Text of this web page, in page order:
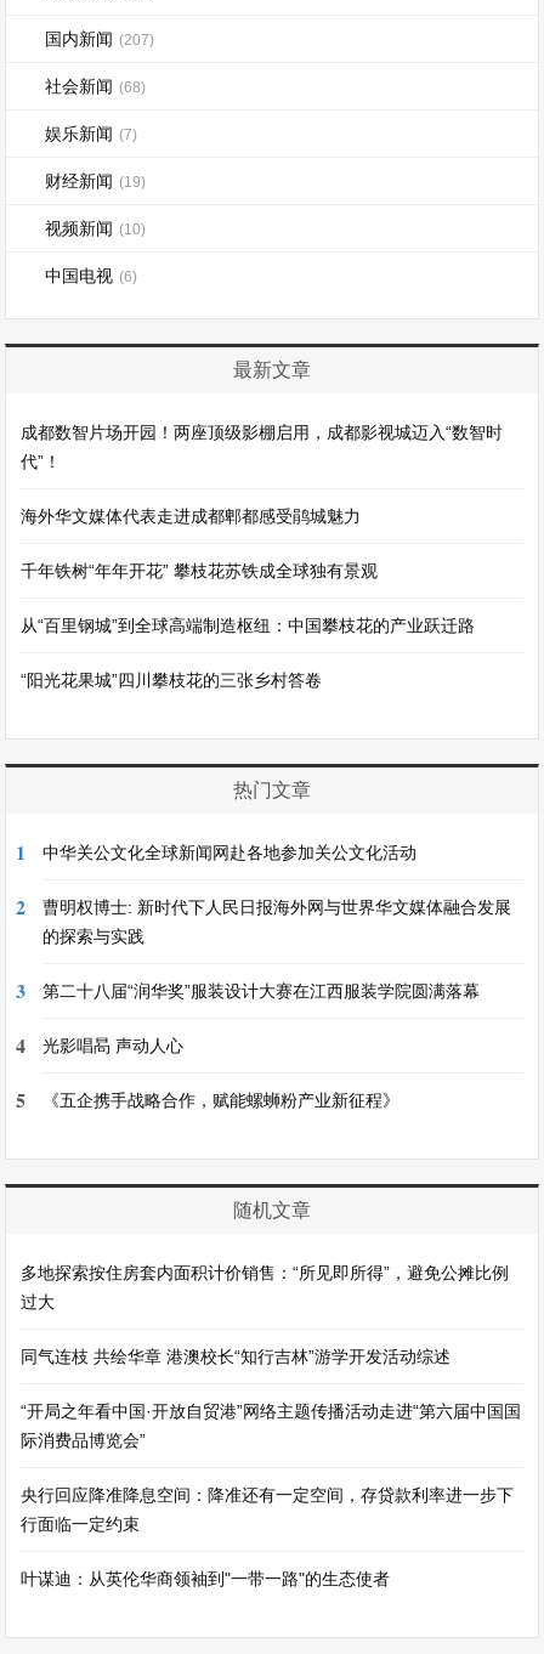
国内新闻 (207)
社会新闻 (68)
娱乐新闻 (7)
财经新闻 (19)
视频新闻 (10)
中国电视 (6)
最新文章
成都数智片场开园！两座顶级影棚启用，成都影视城迈入“数智时
代”！
海外华文媒体代表走进成都郫都感受鹃城魅力
千年铁树“年年开花” 攀枝花苏铁成全球独有景观
从“百里钢城”到全球高端制造枢纽：中国攀枝花的产业跃迁路
“阳光花果城”四川攀枝花的三张乡村答卷
热门文章
1 中华关公文化全球新闻网赴各地参加关公文化活动
2
曹明权博士: 新时代下人民日报海外网与世界华文媒体融合发展
的探索与实践
3 第二十八届“润华奖”服装设计大赛在江西服装学院圆满落幕
4 光影唱晑 声动人心
5 《五企携手战略合作，赋能螺蛳粉产业新征程》
随机文章
多地探索按住房套内面积计价销售：“所见即所得”，避免公摊比例
过大
同气连枝 共绘华章 港澳校长“知行吉林”游学开发活动综述
“开局之年看中国·开放自贸港”网络主题传播活动走进“第六届中国国
际消费品博览会”
央行回应降准降息空间：降准还有一定空间，存贷款利率进一步下
行面临一定约束
叶谋迪：从英伦华商领袖到"一带一路"的生态使者